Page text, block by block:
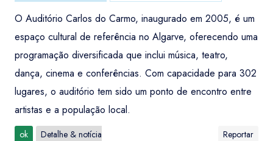
O Auditório Carlos do Carmo, inaugurado em 2005, é um
espaço cultural de referência no Algarve, oferecendo uma
programação diversificada que inclui música, teatro,
dança, cinema e conferências. Com capacidade para 302
lugares, o auditório tem sido um ponto de encontro entre
artistas e a população local.
ok
Detalhe & notícia
Reportar